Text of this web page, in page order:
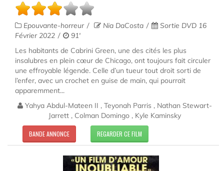
Epouvante-horreur Nia DaCosta
Sortie DVD 16
Février 2022
91'
Les habitants de Cabrini Green, une des cités les plus
insalubres en plein cœur de Chicago, ont toujours fait circuler
une effroyable légende. Celle d’un tueur tout droit sorti de
l’enfer, avec un crochet en guise de main, qui pourrait
apparemment...
Yahya Abdul-Mateen II , Teyonah Parris , Nathan Stewart-
Jarrett , Colman Domingo , Kyle Kaminsky
BANDE ANNONCE REGARDER CE FILM